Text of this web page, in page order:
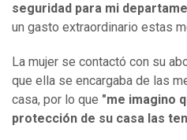
seguridad para mi
un gasto extraordinario estas
La mujer se contactó con su
que ella se encargaba de las
casa, por lo que "me imagino
protección de su casa las